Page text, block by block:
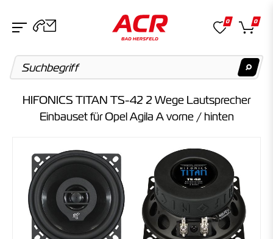
Artikel
Keine Suchergebnisse gefunden.
Kategorien
0 0
HIFONICS TITAN TS-42 2 Wege Lautsprecher
Einbauset für Opel Agila A vorne / hinten